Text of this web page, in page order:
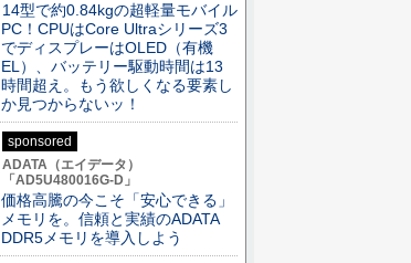
14型で約0.84kgの超軽量モバイル
PC！CPUはCore Ultraシリーズ3
でディスプレーはOLED（有機
EL）、バッテリー駆動時間は13
時間超え。もう欲しくなる要素し
か見つからないッ！
sponsored
ADATA（エイデータ）
「AD5U480016G-D」
価格高騰の今こそ「安心できる」
メモリを。信頼と実績のADATA
DDR5メモリを導入しよう